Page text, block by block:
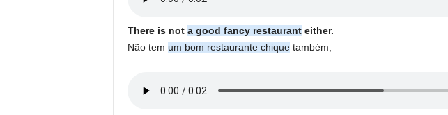
There is not a good fancy restauranteither.
Não tem um bom restaurante chiquetambém,